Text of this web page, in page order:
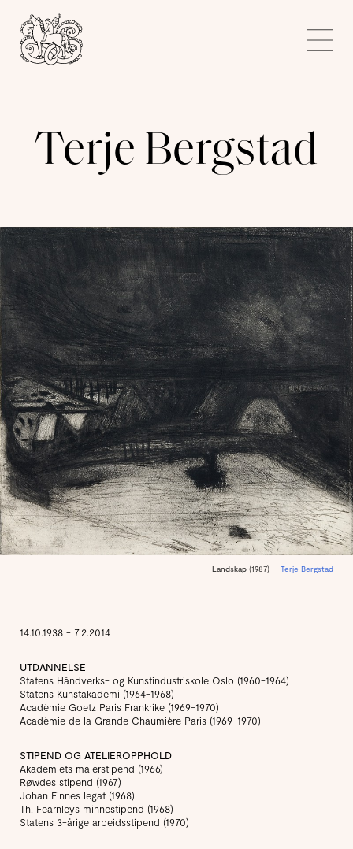
Kunstnerforbundet
Terje Bergstad
Landskap (1987) — Terje Bergstad
14.10.1938 - 7.2.2014
UTDANNELSE
Statens Håndverks- og Kunstindustriskole Oslo (1960-1964)
Statens Kunstakademi (1964-1968)
Acadèmie Goetz Paris Frankrike (1969-1970)
Acadèmie de la Grande Chaumière Paris (1969-1970)
STIPEND OG ATELIEROPPHOLD
Akademiets malerstipend (1966)
Røwdes stipend (1967)
Johan Finnes legat (1968)
Th. Fearnleys minnestipend (1968)
Statens 3-årige arbeidsstipend (1970)